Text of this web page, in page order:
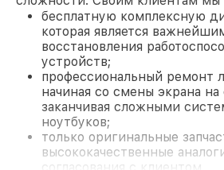
бесплатную комплексную
которая является
восстановления
устройств;
профессиональный ремонт
начиная со смены экрана
заканчивая сложными
ноутбуков;
только оригинальные
высококачественные